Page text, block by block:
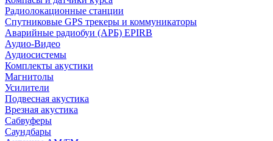
Радиолокационные станции
Спутниковые GPS трекеры и коммуникаторы
Аварийные радиобуи (АРБ) EPIRB
Аудио-Видео
Аудиосистемы
Комплекты акустики
Магнитолы
Усилители
Подвесная акустика
Врезная акустика
Сабвуферы
Саундбары